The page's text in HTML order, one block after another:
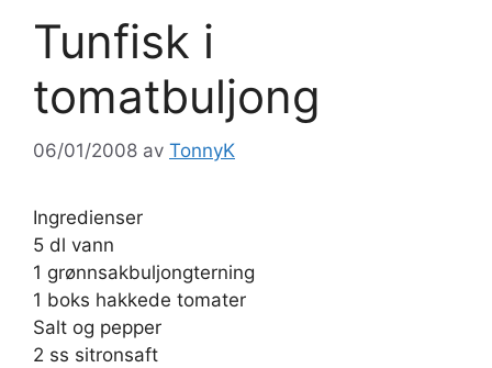
Tunfisk i
tomatbuljong
06/01/2008 av TonnyK
Ingredienser
5 dl vann
1 grønnsakbuljongterning
1 boks hakkede tomater
Salt og pepper
2 ss sitronsaft